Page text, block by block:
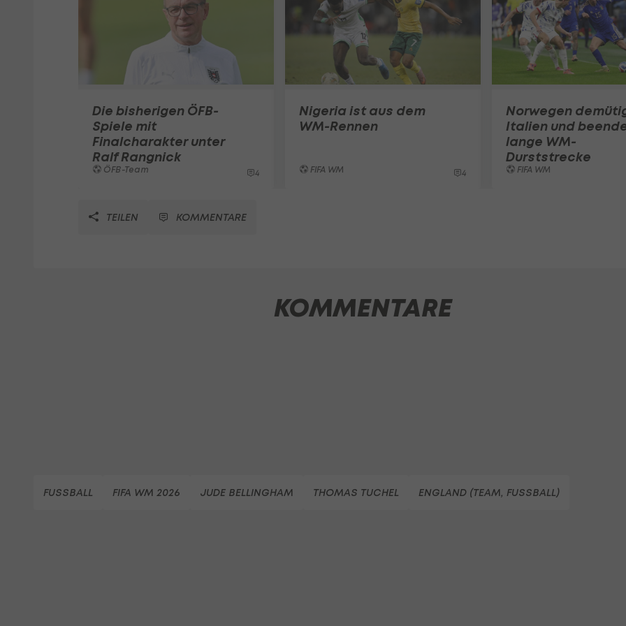
Die bisherigen ÖFB-
Spiele mit
Finalcharakter unter
Ralf Rangnick
ÖFB-Team 4
Nigeria ist aus dem
WM-Rennen
FIFA WM 4
Norwegen
Italien und
lange WM-
Durststrecke
FIFA WM
TEILEN KOMMENTARE
KOMMENTARE
FUSSBALL FIFA WM 2026 JUDE BELLINGHAM THOMAS TUCHEL ENGLAND (TEAM, FUSSBALL)